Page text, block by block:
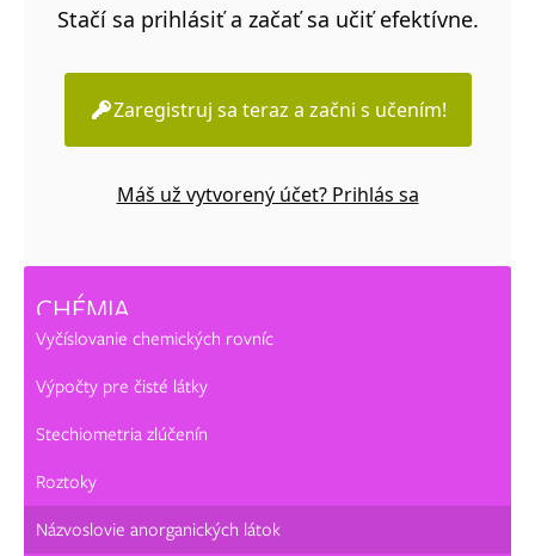
Stačí sa prihlásiť a začať sa učiť efektívne.
Zaregistruj sa teraz a začni s učením!
Máš už vytvorený účet? Prihlás sa
CHÉMIA
Vyčíslovanie chemických rovníc
Výpočty pre čisté látky
Stechiometria zlúčenín
Roztoky
Názvoslovie anorganických látok